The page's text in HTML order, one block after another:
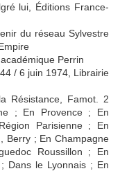
lui, Éditions France-
du réseau Sylvestre
Perrin
/ 6 juin 1974, Librairie
Résistance, Famot. 2
; En Provence ; En
Parisienne ; En
Berry ; En Champagne
Roussillon ; En
Dans le Lyonnais ; En